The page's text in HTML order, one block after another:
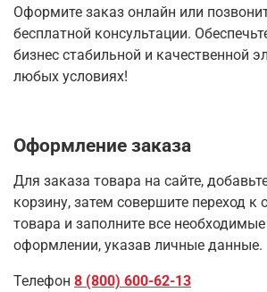
Оформите заказ онлайн или
бесплатной консультации.
бизнес стабильной и качественной
любых условиях!
Оформление заказа
Для заказа товара на сайте,
корзину, затем совершите переход
товара и заполните все
оформлении, указав личные данные.
Телефон 8 (800) 600-62-13